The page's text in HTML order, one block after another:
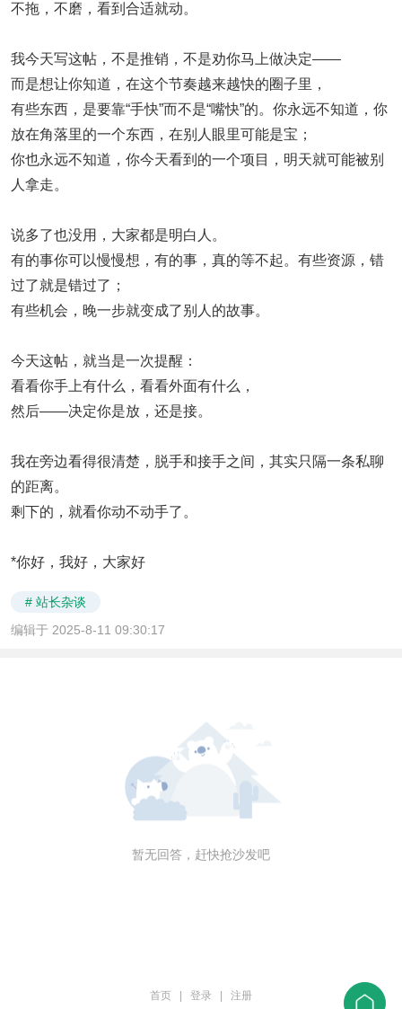
不拖，不磨，看到合适就动。
我今天写这帖，不是推销，不是劝你马上做决定——
而是想让你知道，在这个节奏越来越快的圈子里，
有些东西，是要靠“手快”而不是“嘴快”的。你永远不知道，你
放在角落里的一个东西，在别人眼里可能是宝；
你也永远不知道，你今天看到的一个项目，明天就可能被别
人拿走。
说多了也没用，大家都是明白人。
有的事你可以慢慢想，有的事，真的等不起。有些资源，错
过了就是错过了；
有些机会，晚一步就变成了别人的故事。
今天这帖，就当是一次提醒：
看看你手上有什么，看看外面有什么，
然后——决定你是放，还是接。
我在旁边看得很清楚，脱手和接手之间，其实只隔一条私聊
的距离。
剩下的，就看你动不动手了。
*你好，我好，大家好
# 站长杂谈
编辑于 2025-8-11 09:30:17
暂无回答，赶快抢沙发吧
首页 登录 注册